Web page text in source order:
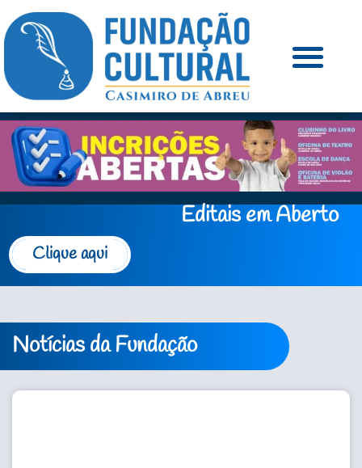
Editais em Aberto
Clique aqui
Notícias da Fundação